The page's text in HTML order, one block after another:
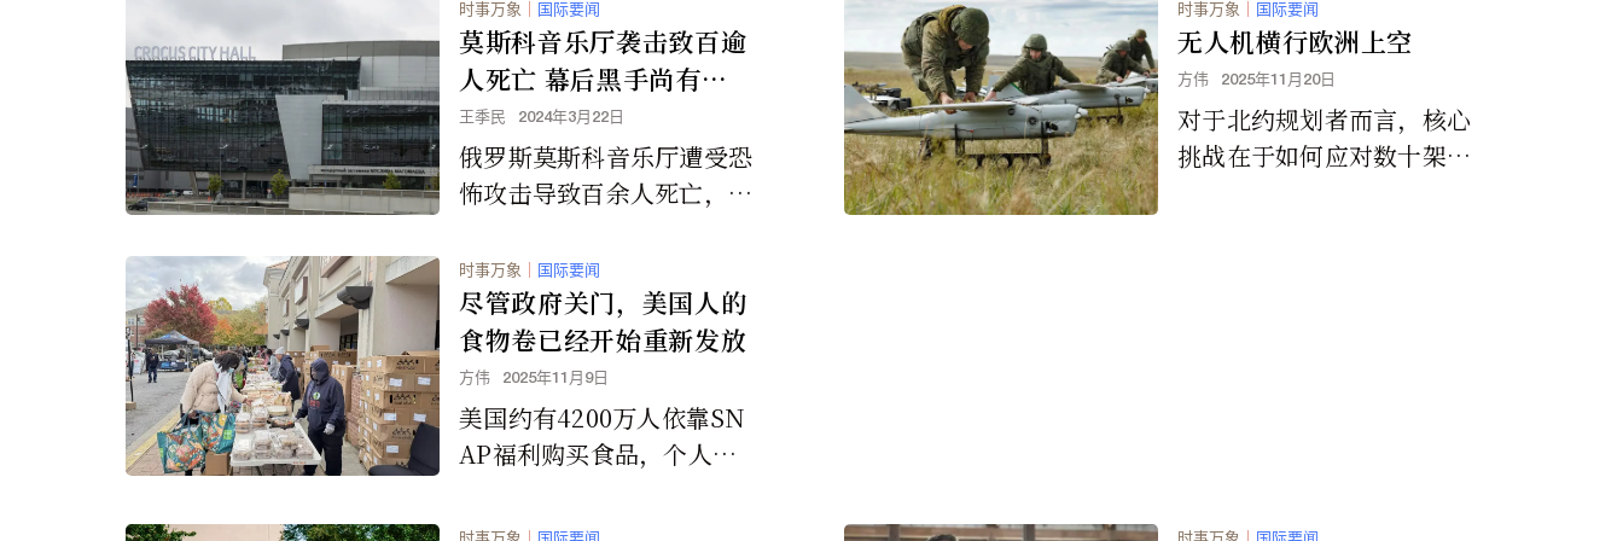
时事万象 ｜ 国际要闻
莫斯科音乐厅袭击致百逾
人死亡 幕后黑手尚有疑
点
王季民 2024年3月22日
俄罗斯莫斯科音乐厅遭受恐
怖攻击导致百余人死亡，虽
兰国」声称对攻击负责，但
国际对谁是幕后黑手仍存有
疑点。
时事万象 ｜ 国际要闻
无人机横行欧洲上空
方伟 2025年11月20日
对于北约规划者而言，核心
挑战在于如何应对数十架甚
时事万象 ｜ 国际要闻
尽管政府关门，美国人的
食物卷已经开始重新发放
方伟 2025年11月9日
美国约有4200万人依靠SN
AP福利购买食品，个人每
口之家最高可获约1000美